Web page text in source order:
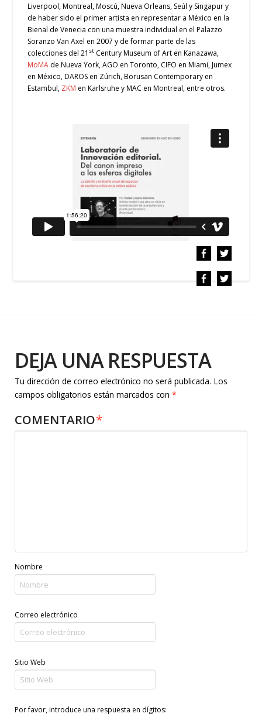
Liverpool, Montreal, Moscú, Nueva Orleans, Seúl y Singapur y
de haber sido el primer artista en representar a México en la
Bienal de Venecia con una muestra individual en el Palazzo
Soranzo Van Axel en 2007 y de formar parte de las
colecciones del 21 st Century Museum of Art en Kanazawa,
MoMA de Nueva York, AGO en Toronto, CIFO en Miami, Jumex
en México, DAROS en Zúrich, Borusan Contemporary en
Estambul, ZKM en Karlsruhe y MAC en Montreal, entre otros.
DEJA UNA RESPUESTA
Tu dirección de correo electrónico no será publicada. Los
campos obligatorios están marcados con *
COMENTARIO*
Nombre
Correo electrónico
Sitio Web
Por favor, introduce una respuesta en dígitos: